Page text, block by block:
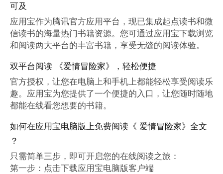
可及
应用宝作为腾讯官方应用平台，现已集成起点读书和微
信读书的海量热门书籍资源。您可通过应用宝下载浏览
和阅读两大平台的丰富书籍，享受无缝的阅读体验。
双平台阅读 《爱情冒险家》，轻松便捷
官方授权，让您在电脑上和手机上都能轻松享受阅读乐
趣。应用宝为您提供了一个便捷的入口，让您随时随地
都能在线看您想要的书籍。
如何在应用宝电脑版上免费阅读《 爱情冒险家》全文
？
只需简单三步，即可开启您的在线阅读之旅：
第一步：点击下载应用宝电脑版客户端